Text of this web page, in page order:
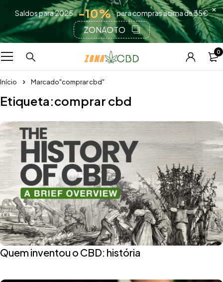
Saldos para 2025 -10% para compras acima de 35€
ZONAOTO
0
Início Marcado"comprar cbd"
Etiqueta:comprar cbd
Quem inventou o CBD: história